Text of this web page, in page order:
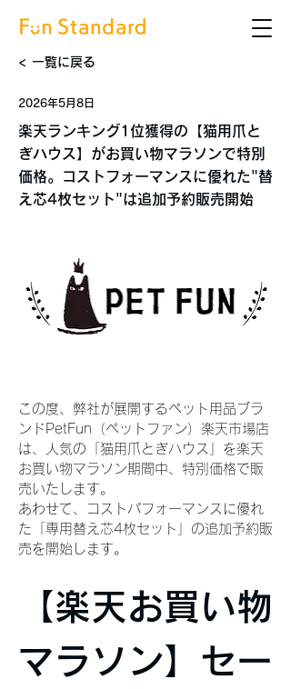
< 一覧に戻る
2026年5月8日
楽天ランキング1位獲得の【猫用爪と
ぎハウス】がお買い物マラソンで特別
価格。コストフォーマンスに優れた"替
え芯4枚セット"は追加予約販売開始
この度、弊社が展開するペット用品ブラ
ンドPetFun（ペットファン）楽天市場店
は、人気の「猫用爪とぎハウス」を楽天
お買い物マラソン期間中、特別価格で販
売いたします。
あわせて、コストパフォーマンスに優れ
た「専用替え芯4枚セット」の追加予約販
売を開始します。
【楽天お買い物
マラソン】セー